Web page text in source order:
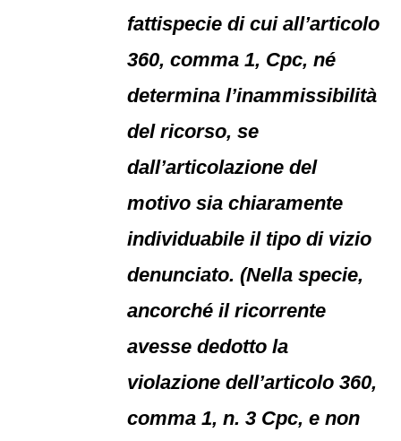
fattispecie di cui all’articolo
360, comma 1, Cpc, né
determina l’inammissibilità
del ricorso, se
dall’articolazione del
motivo sia chiaramente
individuabile il tipo di vizio
denunciato. (Nella specie,
ancorché il ricorrente
avesse dedotto la
violazione dell’articolo 360,
comma 1, n. 3 Cpc, e non